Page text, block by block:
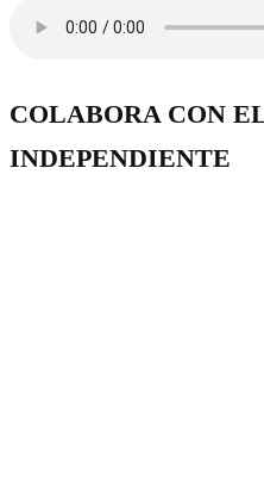
COLABORA CON
INDEPENDIENTE